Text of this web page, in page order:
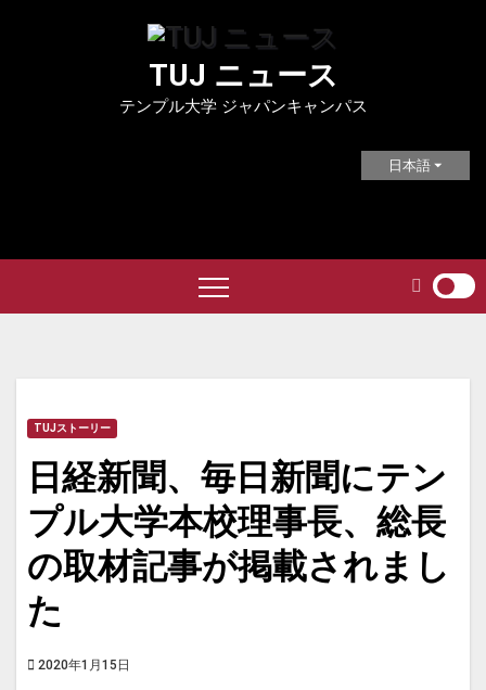
TUJ ニュース
テンプル大学 ジャパンキャンパス
日本語
TUJストーリー
日経新聞、毎日新聞にテン
プル大学本校理事長、総長
の取材記事が掲載されまし
た
2020年1月15日